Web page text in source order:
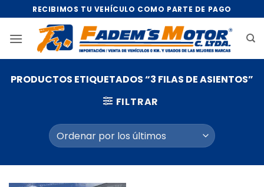
al
contenido
RECIBIMOS TU VEHÍCULO COMO PARTE DE PAGO
PRODUCTOS ETIQUETADOS “3 FILAS DE ASIENTOS”
FILTRAR